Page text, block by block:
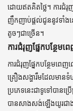
ដោយឥតគិតថ្លៃ។ ការជំរុញ
ញឹកញាប់ផ្តល់ជូននូវទាំងន
តូចៗជាច្រើន។
ការជំរុញផ្នែកបន្ថែ
ការជំរុញផ្នែកបន្ថែមពេ
គ្រឿងសង្ហារឹមដែលមាន
ប្រភេទនេះជាទូទៅបានប្រ
បានសាងសង់ឡើងយូរជាង